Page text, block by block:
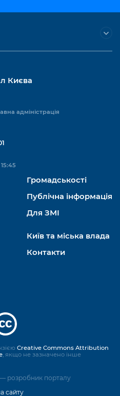
Києва
адміністрація
Громадськості
Публічна інформація
Для ЗМІ
Київ та міська влада
Контакти
— розробник порталу
сайту
Creative Commons Attribution
, якщо не зазначено інше